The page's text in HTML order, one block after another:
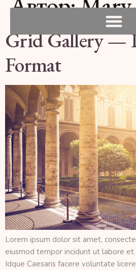
Grid Gallery —
Format
Lorem ipsum dolor sit amet,
eiusmod tempor incidunt ut labore et
Idque Caesaris facere voluntate